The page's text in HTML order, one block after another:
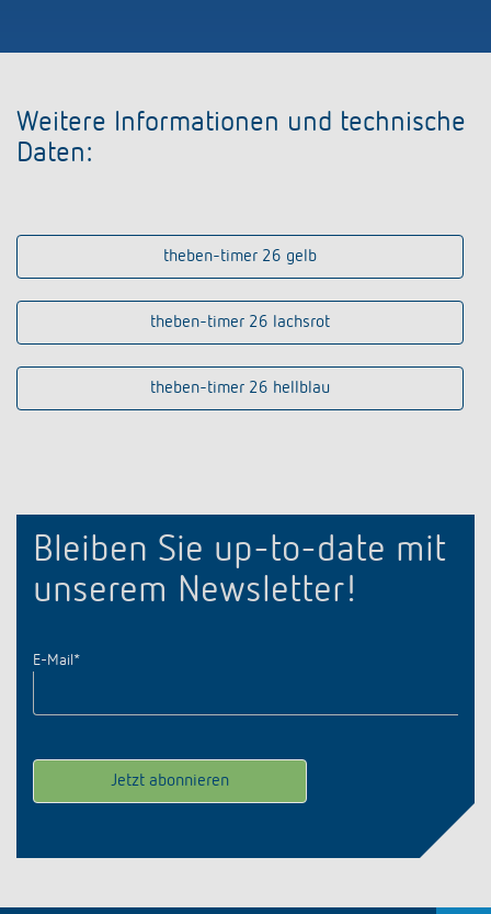
Weitere Informationen und technische
Daten:
theben-timer 26 gelb
theben-timer 26 lachsrot
theben-timer 26 hellblau
Bleiben Sie up-to-date mit
unserem Newsletter!
E-Mail *